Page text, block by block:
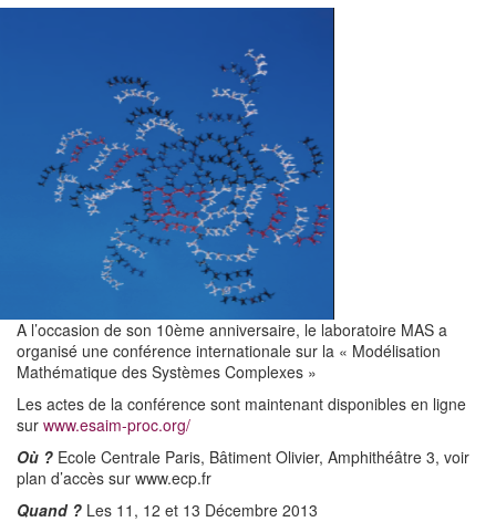
A l’occasion de son 10ème anniversaire, le laboratoire MAS a
organisé une conférence internationale sur la « Modélisation
Mathématique des Systèmes Complexes »
Les actes de la conférence sont maintenant disponibles en ligne
sur www.esaim-proc.org/
Où ? Ecole Centrale Paris, Bâtiment Olivier, Amphithéâtre 3, voir
plan d’accès sur www.ecp.fr
Quand ? Les 11, 12 et 13 Décembre 2013